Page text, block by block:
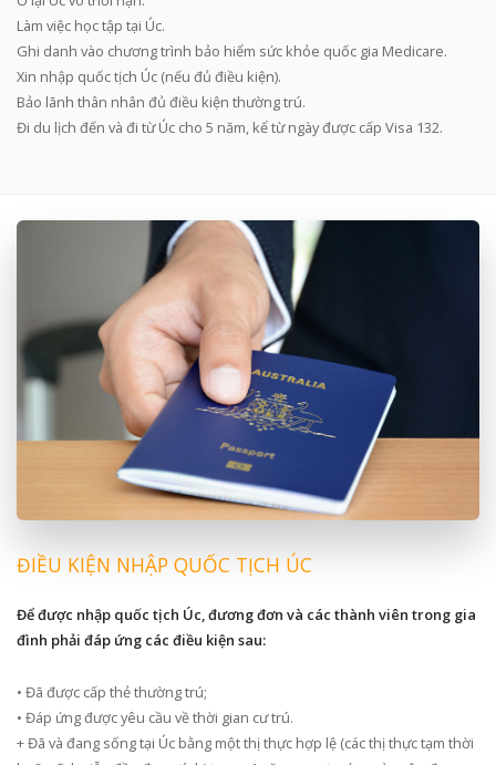
Làm việc học tập tại Úc.
Ghi danh vào chương trình bảo hiểm sức khỏe quốc gia Medicare.
Xin nhập quốc tịch Úc (nếu đủ điều kiện).
Bảo lãnh thân nhân đủ điều kiện thường trú.
Đi du lịch đến và đi từ Úc cho 5 năm, kể từ ngày được cấp Visa 132.
ĐIỀU KIỆN NHẬP QUỐC TỊCH ÚC
Để được nhập quốc tịch Úc, đương đơn và các thành viên trong gia
đình phải đáp ứng các điều kiện sau:
• Đã được cấp thẻ thường trú;
• Đáp ứng được yêu cầu về thời gian cư trú.
+ Đã và đang sống tại Úc bằng một thị thực hợp lệ (các thị thực tạm thời